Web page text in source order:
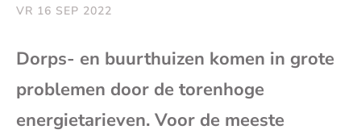
VR 16 SEP 2022
Dorps- en buurthuizen komen in grote
problemen door de torenhoge
energietarieven. Voor de meeste